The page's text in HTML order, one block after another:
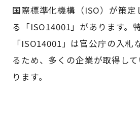
国際標準化機構（ISO）が策定
る「ISO14001」があります。特
「ISO14001」は官公庁の入札
るため、多くの企業が取得し
ります。